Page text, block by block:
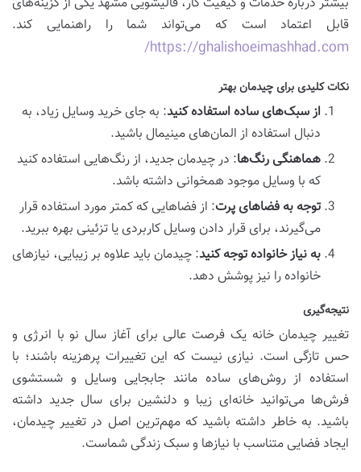
قابل اعتماد است که می‌تواند شما را راهنمایی کند.
https://ghalishoeimashhad.com/
نکات کلیدی برای چیدمان بهتر
از سبک‌های ساده استفاده کنید: به جای خرید وسایل زیاد، به
دنبال استفاده از المان‌های مینیمال باشید.
هماهنگی رنگ‌ها: در چیدمان جدید، از رنگ‌هایی استفاده کنید
که با وسایل موجود همخوانی داشته باشد.
توجه به فضاهای پرت: از فضاهایی که کمتر مورد استفاده قرار
می‌گیرند، برای قرار دادن وسایل کاربردی یا تزئینی بهره ببرید.
به نیاز خانواده توجه کنید: چیدمان باید علاوه بر زیبایی، نیازهای
خانواده را نیز پوشش دهد.
نتیجه‌گیری
تغییر چیدمان خانه یک فرصت عالی برای آغاز سال نو با انرژی و
حس تازگی است. نیازی نیست که این تغییرات پرهزینه باشند؛ با
استفاده از روش‌های ساده مانند جابجایی وسایل و شستشوی
فرش‌ها می‌توانید خانه‌ای زیبا و دلنشین برای سال جدید داشته
باشید. به خاطر داشته باشید که مهم‌ترین اصل در تغییر چیدمان،
ایجاد فضایی متناسب با نیازها و سبک زندگی شماست.